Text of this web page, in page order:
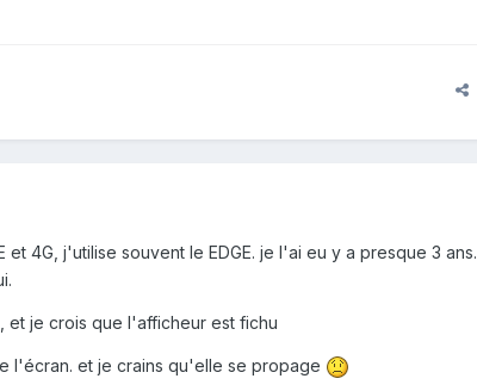
4G, j'utilise souvent le EDGE. je l'ai eu y a presque 3 ans.
et je crois que l'afficheur est fichu
l'écran. et je crains qu'elle se propage